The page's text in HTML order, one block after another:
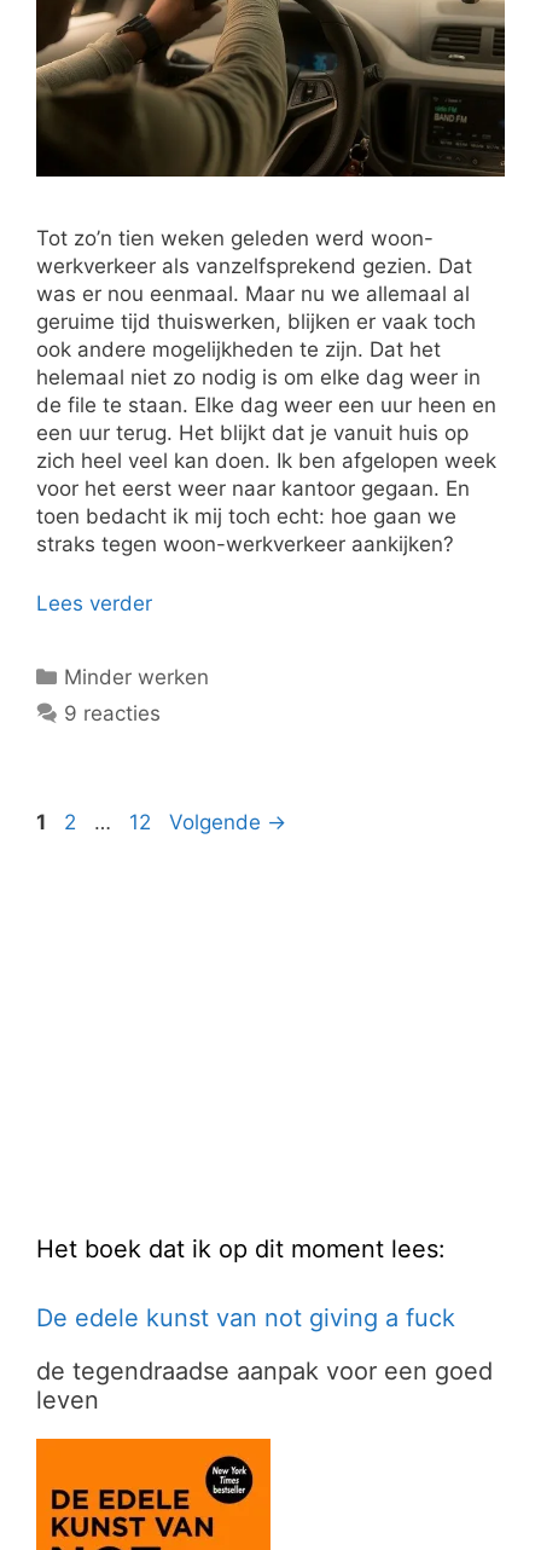
Tot zo’n tien weken geleden werd woon-
werkverkeer als vanzelfsprekend gezien. Dat
was er nou eenmaal. Maar nu we allemaal al
geruime tijd thuiswerken, blijken er vaak toch
ook andere mogelijkheden te zijn. Dat het
helemaal niet zo nodig is om elke dag weer in
de file te staan. Elke dag weer een uur heen en
een uur terug. Het blijkt dat je vanuit huis op
zich heel veel kan doen. Ik ben afgelopen week
voor het eerst weer naar kantoor gegaan. En
toen bedacht ik mij toch echt: hoe gaan we
straks tegen woon-werkverkeer aankijken?
Lees verder
Categorieën
Minder werken
9 reacties
Pagina
1 Pagina
2 … Pagina
12 Volgende →
Het boek dat ik op dit moment lees:
De edele kunst van not giving a fuck
de tegendraadse aanpak voor een goed
leven